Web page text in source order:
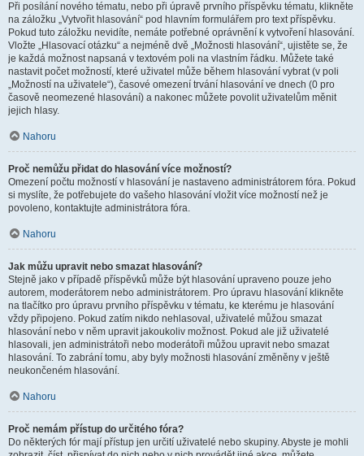
Při posílání nového tématu, nebo při úpravě prvního příspěvku tématu, klikněte
na záložku „Vytvořit hlasování“ pod hlavním formulářem pro text příspěvku.
Pokud tuto záložku nevidíte, nemáte potřebné oprávnění k vytvoření hlasování.
Vložte „Hlasovací otázku“ a nejméně dvě „Možnosti hlasování“, ujistěte se, že
je každá možnost napsaná v textovém poli na vlastním řádku. Můžete také
nastavit počet možností, které uživatel může během hlasování vybrat (v poli
„Možností na uživatele“), časové omezení trvání hlasování ve dnech (0 pro
časově neomezené hlasování) a nakonec můžete povolit uživatelům měnit
jejich hlasy.
Nahoru
Proč nemůžu přidat do hlasování více možností?
Omezení počtu možností v hlasování je nastaveno administrátorem fóra. Pokud
si myslíte, že potřebujete do vašeho hlasování vložit více možností než je
povoleno, kontaktujte administrátora fóra.
Nahoru
Jak můžu upravit nebo smazat hlasování?
Stejně jako v případě příspěvků může být hlasování upraveno pouze jeho
autorem, moderátorem nebo administrátorem. Pro úpravu hlasování klikněte
na tlačítko pro úpravu prvního příspěvku v tématu, ke kterému je hlasování
vždy připojeno. Pokud zatím nikdo nehlasoval, uživatelé můžou smazat
hlasování nebo v něm upravit jakoukoliv možnost. Pokud ale již uživatelé
hlasovali, jen administrátoři nebo moderátoři můžou upravit nebo smazat
hlasování. To zabrání tomu, aby byly možnosti hlasování změněny v ještě
neukončeném hlasování.
Nahoru
Proč nemám přístup do určitého fóra?
Do některých fór mají přístup jen určití uživatelé nebo skupiny. Abyste je mohli